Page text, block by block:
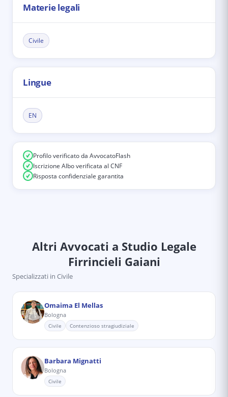
Materie legali
Civile
Lingue
EN
Profilo verificato da AvvocatoFlash
Iscrizione Albo verificata al CNF
Risposta confidenziale garantita
Altri Avvocati a Studio Legale
Firrincieli Gaiani
Specializzati in Civile
Omaima El Mellas
Bologna
Civile Contenzioso stragiudiziale
Barbara Mignatti
Bologna
Civile